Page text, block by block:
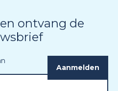
ontvang de